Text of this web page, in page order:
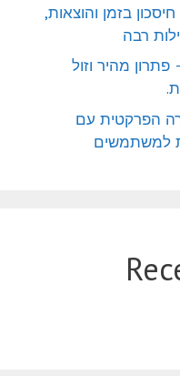
בזמן והוצאות,
רבה
מהיר וזול
הפרקטית עם